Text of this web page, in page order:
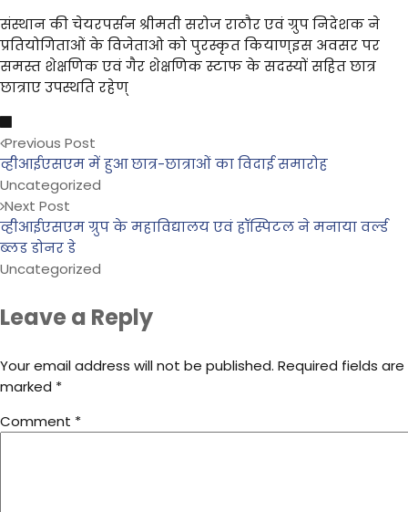
संस्थान की चेयरपर्सन श्रीमती सरोज राठौर एवं ग्रुप निदेशक ने
प्रतियोगिताओं के विजेताओ को पुरस्कृत कियाण्इस अवसर पर
समस्त शेक्षणिक एवं गैर शेक्षणिक स्टाफ के सदस्यों सहित छात्र
छात्राए उपस्थति रहेण्
Previous Post
व्हीआईएसएम में हुआ छात्र-छात्राओं का विदाई समारोह
Uncategorized
Next Post
व्हीआईएसएम ग्रुप के महाविद्यालय एवं हॉस्पिटल ने मनाया वर्ल्ड
ब्लड डोनर डे
Uncategorized
Leave a Reply
Your email address will not be published. Required fields are
marked *
Comment *